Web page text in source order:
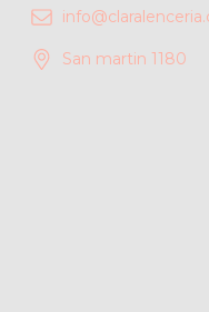
San martin 1180